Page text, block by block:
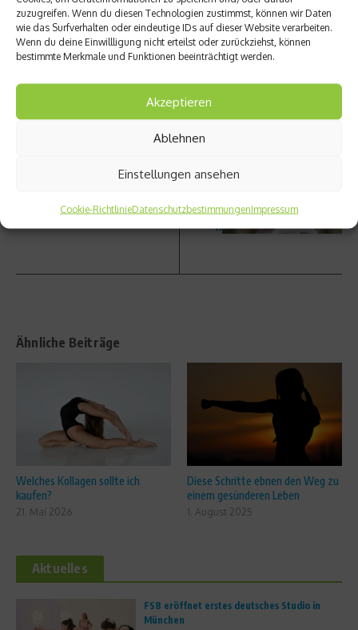
zuzugreifen. Wenn du diesen Technologien zustimmst, können wir Daten
wie das Surfverhalten oder eindeutige IDs auf dieser Website verarbeiten.
Wenn du deine Einwillligung nicht erteilst oder zurückziehst, können
bestimmte Merkmale und Funktionen beeinträchtigt werden.
Akzeptieren
Ablehnen
Einstellungen ansehen
Cookie-RichtlinieDatenschutzbestimmungenImpressum
Kompl
Worko
Dr.
König
Turn
Deutsc
Medaill
nunge
n
Ähnliche Beiträge
Welches Kollagen sollte ich
kaufen?
21. Mai 2026
Diese Schritte ebnen den Weg zu
einem gesünderen Leben
1. August 2025
Aktuelles
FS8 eröffnet erstes deutsches Studio in
München